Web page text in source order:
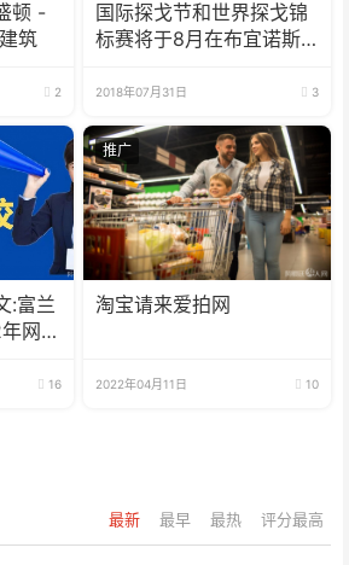
顿 -
筑
2
国际探戈节和世界探戈锦
标赛将于8月在布宜诺斯
2018年07月31日 3
:富兰
网校
16
推广
淘宝请来爱拍网
2022年04月11日 10
最新 最早 最热 评分最高